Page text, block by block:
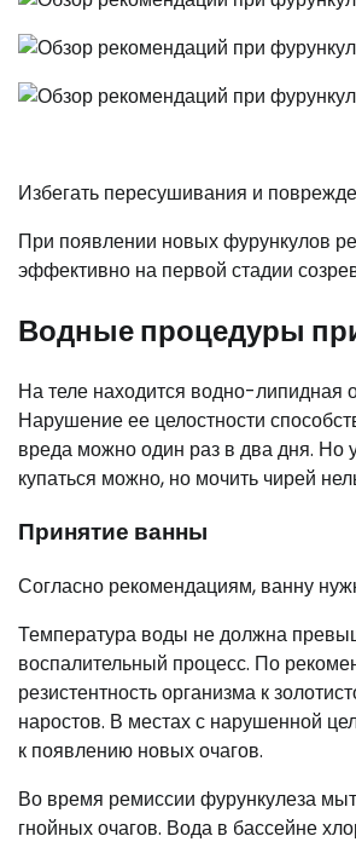
Избегать пересушивания и
При появлении новых фурункулов
эффективно на первой стадии
Водные процедуры
На теле находится водно-липидная
Нарушение ее целостности
вреда можно один раз в два дня. Но
купаться можно, но мочить чирей
Принятие ванны
Согласно рекомендациям, ванну
Температура воды не должна
воспалительный процесс. По
резистентность организма к
наростов. В местах с нарушенной
к появлению новых очагов.
Во время ремиссии фурункулеза
гнойных очагов. Вода в бассейне